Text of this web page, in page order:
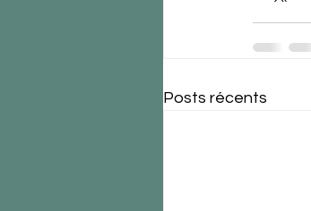
Posts récents